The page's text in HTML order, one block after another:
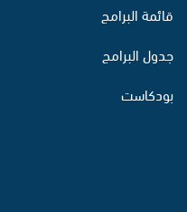
قائمة البرامج
جدول البرامج
بودكاست